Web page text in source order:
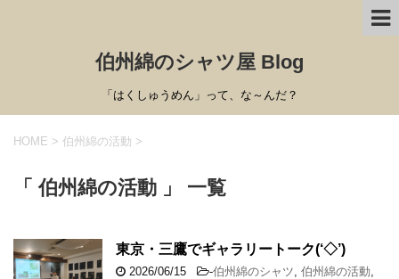
伯州綿のシャツ屋 Blog
「はくしゅうめん」って、な～んだ？
HOME > 伯州綿の活動 >
「 伯州綿の活動 」 一覧
東京・三鷹でギャラリートーク(‘◇’)ゞ
2026/06/15 -伯州綿のシャツ 伯州綿の活動